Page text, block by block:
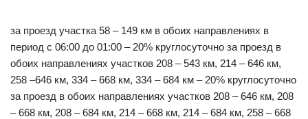
за проезд участка 58 – 149 км в обоих направлениях в
период с 06:00 до 01:00 – 20% круглосуточно за проезд в
обоих направлениях участков 208 – 543 км, 214 – 646 км,
258 –646 км, 334 – 668 км, 334 – 684 км – 20% круглосуточно
за проезд в обоих направлениях участков 208 – 646 км, 208
– 668 км, 208 – 684 км, 214 – 668 км, 214 – 684 км, 258 – 668